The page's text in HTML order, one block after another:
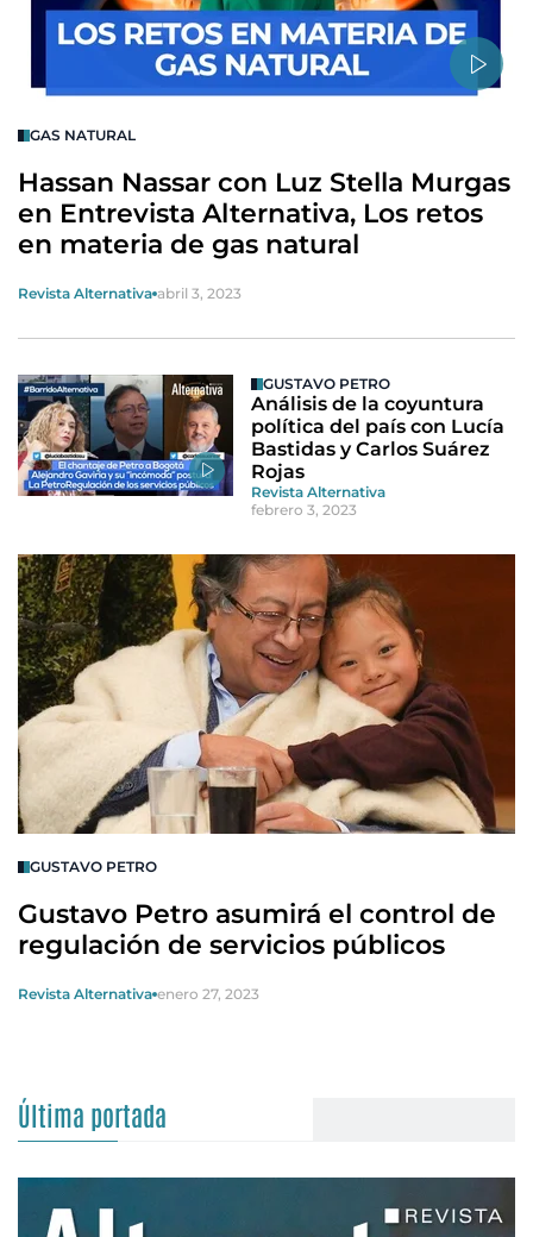
GAS NATURAL
Hassan Nassar con Luz Stella Murgas
en Entrevista Alternativa, Los retos
en materia de gas natural
Revista Alternativa abril 3, 2023
GUSTAVO PETRO
Análisis de la coyuntura
política del país con Lucía
Bastidas y Carlos Suárez
Rojas
Revista Alternativa
febrero 3, 2023
GUSTAVO PETRO
Gustavo Petro asumirá el control de
regulación de servicios públicos
Revista Alternativa enero 27, 2023
Última portada